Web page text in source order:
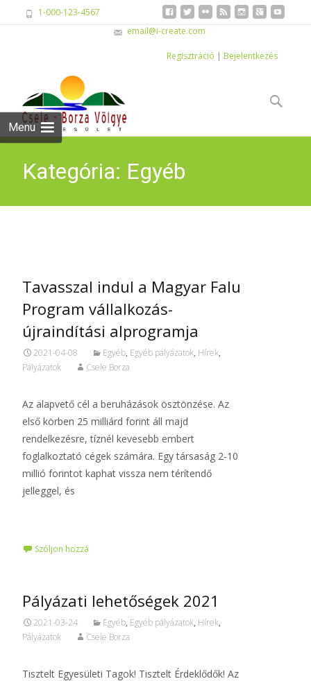
1-000-123-4567
email@i-create.com
Regisztráció | Bejelentkezés
Menu
to
content
Keresés:
Kategória: Egyéb
Tavasszal indul a Magyar Falu
Program vállalkozás-
újraindítási alprogramja
2021-04-08 Egyéb, Egyéb pályázatok, Hírek,
Pályázatok
Csele Borza
Az alapvető cél a beruházások ösztönzése. Az
első körben 25 milliárd forint áll majd
rendelkezésre, tíznél kevesebb embert
foglalkoztató cégek számára. Egy társaság 2-10
millió forintot kaphat vissza nem térítendő
jelleggel, és
Szóljon hozzá
Pályázati lehetőségek 2021
2021-03-24 Egyéb, Egyéb pályázatok, Hírek,
Pályázatok
Csele Borza
Tisztelt Egyesületi Tagok! Tisztelt Érdeklődők! Az